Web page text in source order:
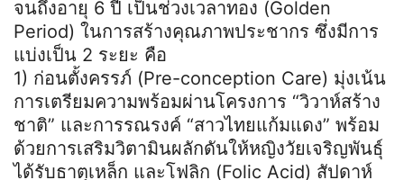
จนถึงอายุ 6 ปี เป็นช่วงเวลาทอง (Golden
Period) ในการสร้างคุณภาพประชากร ซึ่งมีการ
แบ่งเป็น 2 ระยะ คือ
1) ก่อนตั้งครรภ์ (Pre-conception Care) มุ่งเน้น
การเตรียมความพร้อมผ่านโครงการ “วิวาห์สร้าง
ชาติ” และการรณรงค์ “สาวไทยแก้มแดง” พร้อม
ด้วยการเสริมวิตามินผลักดันให้หญิงวัยเจริญพันธุ์
ได้รับธาตุเหล็ก และโฟลิก (Folic Acid) สัปดาห์